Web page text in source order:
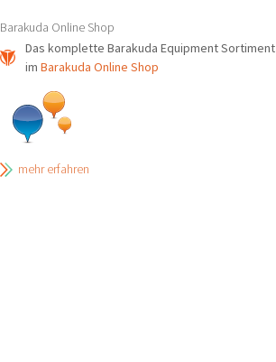
Barakuda Online Shop
Das komplette Barakuda Equipment Sortiment
im Barakuda Online Shop
mehr erfahren